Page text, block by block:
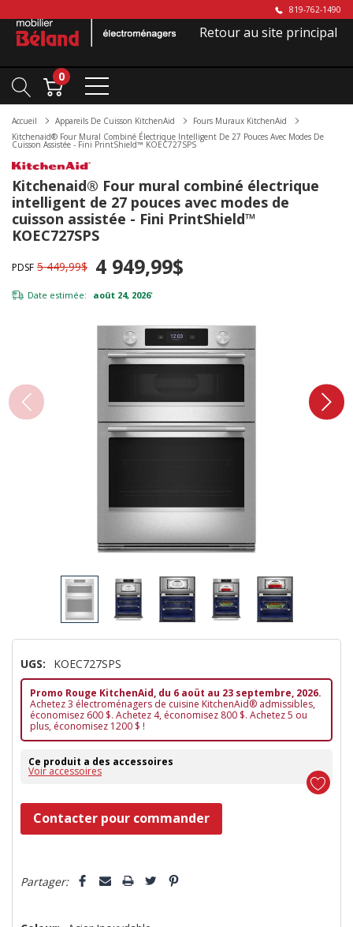
819-762-1490
Retour au site principal
0
Accueil Appareils De Cuisson KitchenAid
Fours Muraux KitchenAid
Kitchenaid® Four Mural Combiné Électrique Intelligent De 27 Pouces Avec Modes De
Cuisson Assistée - Fini PrintShield™ KOEC727SPS
Kitchenaid® Four mural combiné électrique
intelligent de 27 pouces avec modes de
cuisson assistée - Fini PrintShield™
KOEC727SPS
PDSF 5 449,99$ 4 949,99$
Date estimée: août 24, 2026*
UGS: KOEC727SPS
Promo Rouge KitchenAid, du 6 aoüt au 23 septembre, 2026.
Achetez 3 électroménagers de cuisine KitchenAid® admissibles,
économisez 600 $. Achetez 4, économisez 800 $. Achetez 5 ou
plus, économisez 1200 $ !
Ce produit a des accessoires
Voir accessoires
Dépêchez-
vous!
n’en
plus
Contacter pour commander
Partager: